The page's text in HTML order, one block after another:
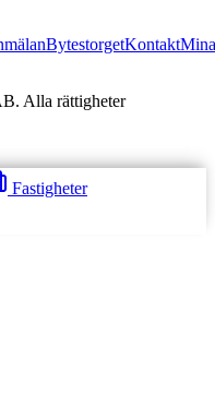
BytestorgetKontaktMina
Alla rättigheter
Fastigheter